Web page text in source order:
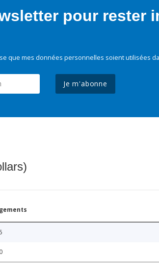
pour rester
que mes données personnelles soient utilisées
Je m'abonne